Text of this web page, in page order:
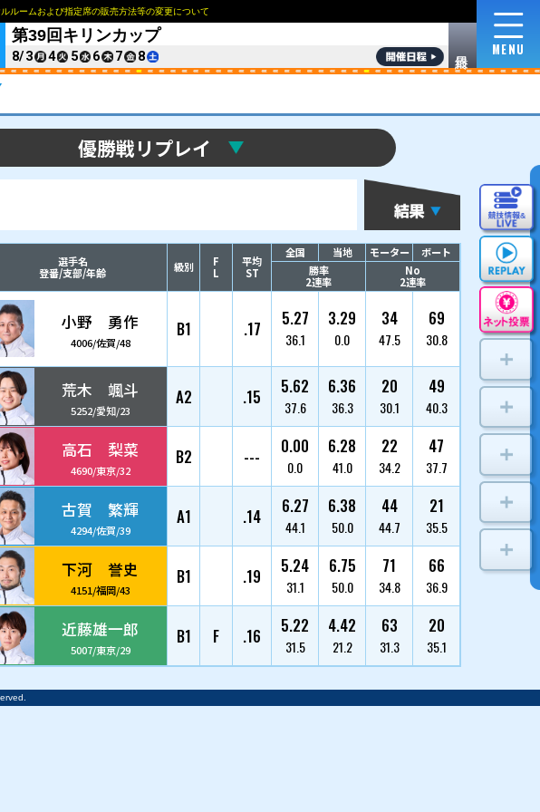
8/7 FRI
19:07 NEWS ロイヤルルームおよび指定席の販売方法等の変
第39回キリンカップ
8/3 4 5 6 7 8
お問い合わせ ご利用に際して 한
優勝戦リ
選手名
登番/支部/年齢
1 小野 勇作
4006/佐賀/48
荒木 颯斗
5252/愛知/23
3 高石 梨菜
4690/東京/32